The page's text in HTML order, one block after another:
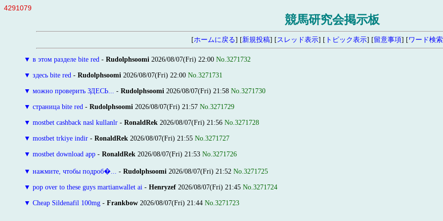
4291079
競馬研究会掲示板
[ホームに戻る] [新規投稿] [スレッド表示] [ トピック表示] [留意事項] [ワード検索
▼ в этом разделе bite red - Rudolphsoomi 2026/08/07(Fri) 22:00 No.3271732
▼ здесь bite red - Rudolphsoomi 2026/08/07(Fri) 22:00 No.3271731
▼ можно проверить ЗДЕСЬ... - Rudolphsoomi 2026/08/07(Fri) 21:58 No.3271730
▼ страница bite red - Rudolphsoomi 2026/08/07(Fri) 21:57 No.3271729
▼ mostbet cashback nasl kullanlr - RonaldRek 2026/08/07(Fri) 21:56 No.3271728
▼ mostbet trkiye indir - RonaldRek 2026/08/07(Fri) 21:55 No.3271727
▼ mostbet download app - RonaldRek 2026/08/07(Fri) 21:53 No.3271726
▼ нажмите, чтобы подроб�... - Rudolphsoomi 2026/08/07(Fri) 21:52 No.3271725
▼ pop over to these guys martianwallet ai - Henryzef 2026/08/07(Fri) 21:45 No.3271724
▼ Cheap Sildenafil 100mg - Frankbow 2026/08/07(Fri) 21:44 No.3271723